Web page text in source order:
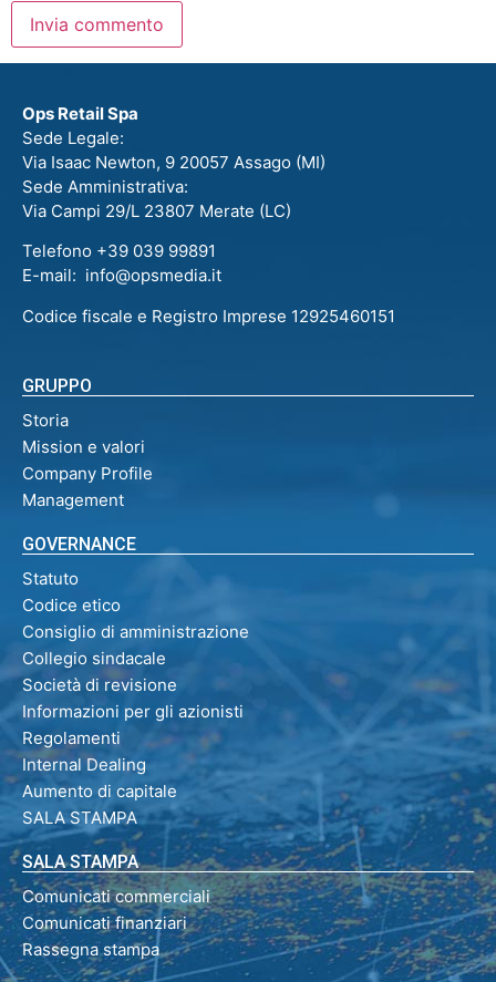
Ops Retail Spa
Sede Legale:
Via Isaac Newton, 9 20057 Assago (MI)
Sede Amministrativa:
Via Campi 29/L 23807 Merate (LC)
Telefono +39 039 99891
E-mail: info@opsmedia.it
Codice fiscale e Registro Imprese 12925460151
GRUPPO
Storia
Mission e valori
Company Profile
Management
GOVERNANCE
Statuto
Codice etico
Consiglio di amministrazione
Collegio sindacale
Società di revisione
Informazioni per gli azionisti
Regolamenti
Internal Dealing
Aumento di capitale
SALA STAMPA
SALA STAMPA
Comunicati commerciali
Comunicati finanziari
Rassegna stampa